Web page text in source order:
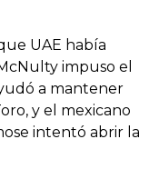
UAE había
impuso el
a mantener
y el mexicano
intentó abrir la